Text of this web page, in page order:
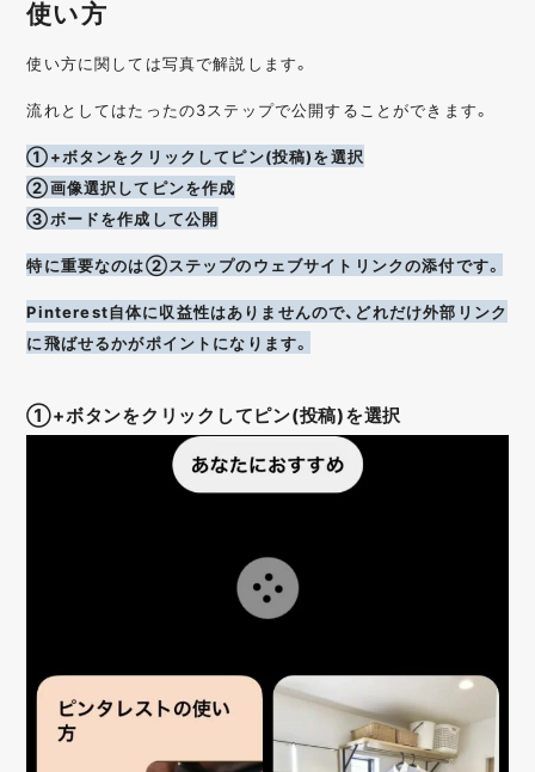
使い方
使い方に関しては写真で解説します。
流れとしてはたったの3ステップで公開することができます。
①+ボタンをクリックしてピン(投稿)を選択
②画像選択してピンを作成
③ボードを作成して公開
特に重要なのは②ステップのウェブサイトリンクの添付です。
Pinterest自体に収益性はありませんので、どれだけ外部リンク
に飛ばせるかがポイントになります。
①+ボタンをクリックしてピン(投稿)を選択